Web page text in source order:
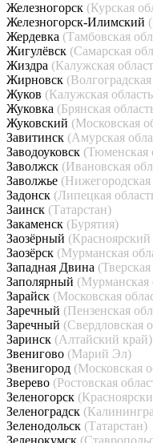
Железногорск (Курская
Железногорск-Илимский
Жердевка (Тамбовская
Жигулёвск (Самарская
Жиздра (Калужская
Жирновск
Жуков (Калужская
Жуковка (Брянская
Жуковский (Московская
Завитинск (Амурская
Заводоуковск (Тюменская
Заволжск (Ивановская
Заволжье (Нижегородская
Задонск (Липецкая
Заинск (Татарстан)
Закаменск (Бурятия)
Заозёрный
Заозёрск (Мурманская
Западная Двина
Заполярный (Мурманская
Зарайск (Московская
Заречный (Пензенская
Заречный (Свердловская
Заринск (Алтайский край)
Звенигово (Марий Эл)
Звенигород (Московская
Зверево (Ростовская
Зеленогорск
Зеленоградск
Зеленодольск (Татарстан)